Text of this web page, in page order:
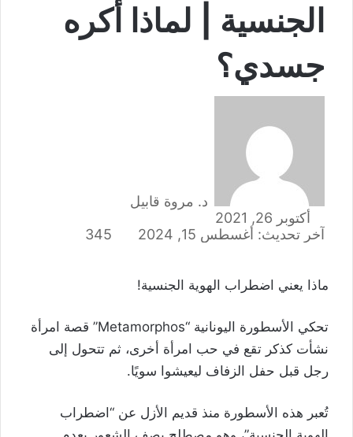
الجنسية | لماذا أكره
جسدي؟
د. مروة قابيل
أكتوبر 26, 2021
آخر تحديث: أغسطس 15, 2024
345
ماذا يعني اضطراب الهوية الجنسية!
تحكي الأسطورة اليونانية “Metamorphos” قصة امرأة
نشأت كذكر تقع في حب امرأة أخرى، ثم تتحول إلى
رجل قبل حفل الزفاف ليعيشوا سويًا.
تُعبر هذه الأسطورة منذ قديم الأزل عن “اضطراب